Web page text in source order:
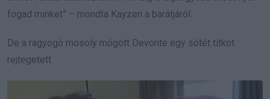
fogad minket” – mondta Kayzen a barátjáról.
De a ragyogó mosoly mögött Devonte egy sötét titkot
rejtegetett.